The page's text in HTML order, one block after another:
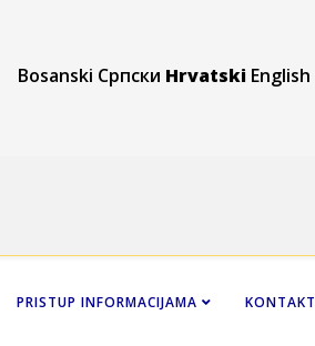
Bosanski Српски Hrvatski English
PRISTUP INFORMACIJAMA KONTAKT